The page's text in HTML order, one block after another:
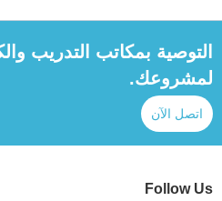
التوصية بمكاتب التدريب
لمشروعك.
اتصل الآن
Follow Us